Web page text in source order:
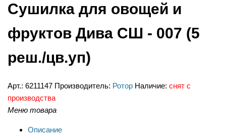
Сушилка для овощей и
фруктов Дива СШ - 007 (5
реш./цв.уп)
Арт.: 6211147 Производитель: Ротор Наличие: снят с
производства
Меню товара
Описание